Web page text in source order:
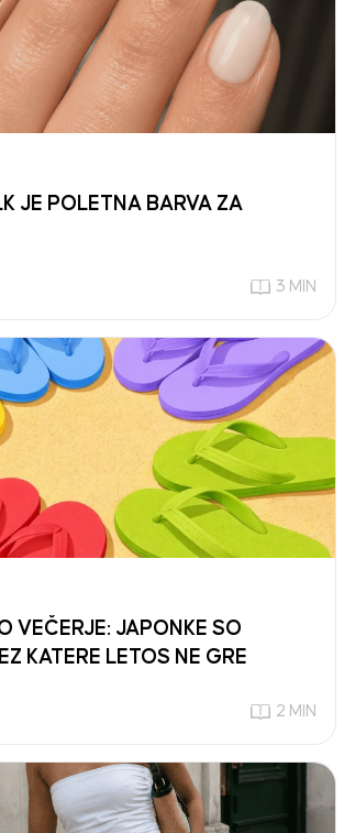
JE POLETNA BARVA ZA
3 MIN
VEČERJE: JAPONKE SO
KATERE LETOS NE GRE
2 MIN